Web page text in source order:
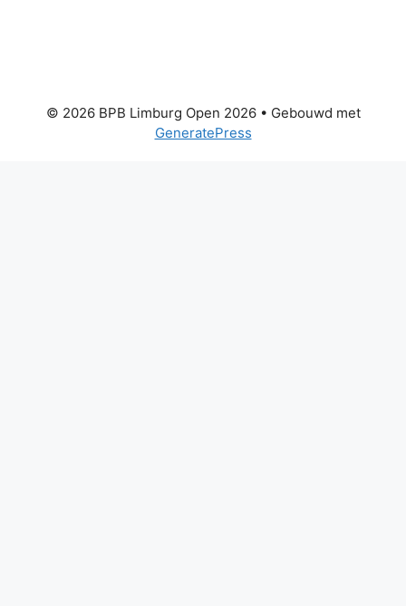
© 2026 BPB Limburg Open 2026• Gebouwd met
GeneratePress